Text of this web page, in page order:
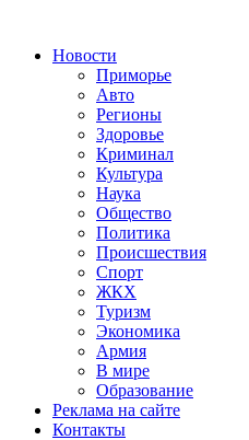
Новости
Приморье
Авто
Регионы
Здоровье
Криминал
Культура
Наука
Общество
Политика
Происшествия
Спорт
ЖКХ
Туризм
Экономика
Армия
В мире
Образование
Реклама на сайте
Контакты